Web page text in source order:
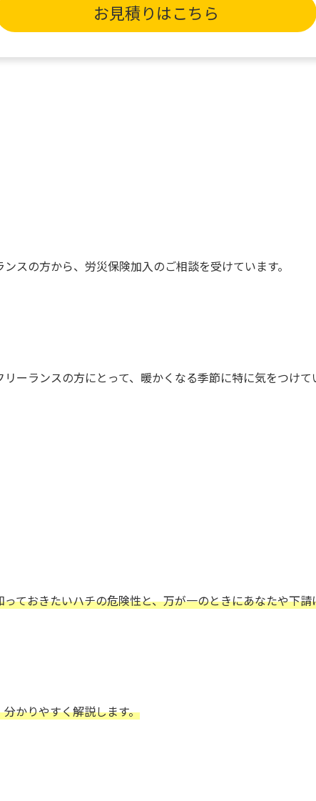
お見積りはこちら
スの方から、労災保険加入のご相談を受けています。
ーランスの方にとって、暖かくなる季節に特に気をつけ
ておきたいハチの危険性と、万が一のときにあなたや下
かりやすく解説します。